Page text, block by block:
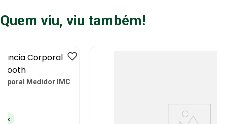
Quem viu, viu também!